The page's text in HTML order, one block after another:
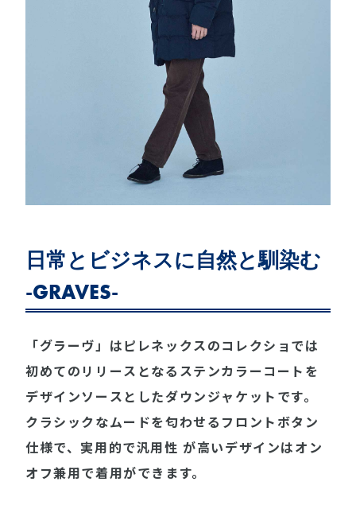
日常とビジネスに自然と馴染む
-GRAVES-
「グラーヴ」はピレネックスのコレクショでは
初めてのリリースとなるステンカラーコートを
デザインソースとしたダウンジャケットです。
クラシックなムードを匂わせるフロントボタン
仕様で、実用的で汎用性 が高いデザインはオン
オフ兼用で着用ができます。